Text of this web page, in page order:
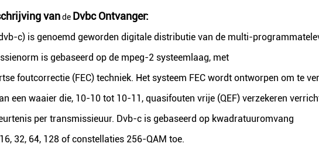
vande DvbcOntvanger:
c) is genoemd geworden digitale distributie van de multi-
is gebaseerd op de mpeg-2 systeemlaag, met
foutcorrectie (FEC) techniek. Het systeem FEC wordt ontworpen om te
een waaier die, 10-10 tot 10-11, quasifouten vrije (QEF) verzekeren
per transmissieuur. Dvb-c is gebaseerd op kwadratuuromvang
32, 64, 128 of constellaties 256-QAM toe.